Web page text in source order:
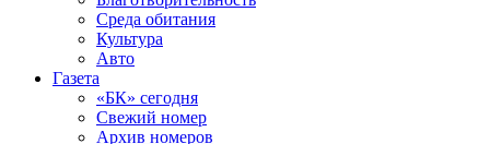
Среда обитания
Культура
Авто
Газета
«БК» сегодня
Свежий номер
Архив номеров